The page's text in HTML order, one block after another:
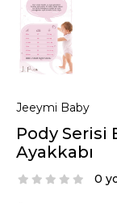
Jeeymi Baby
Pody Serisi
Ayakkabı
0